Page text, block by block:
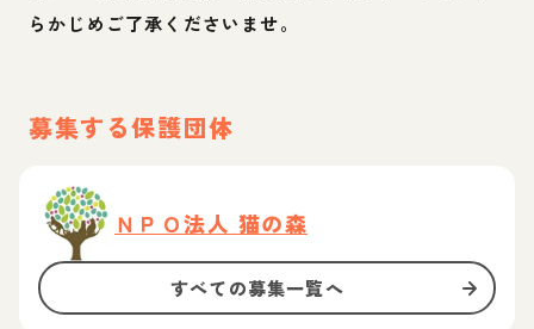
らかじめご了承くださいませ。
募集する保護団体
ＮＰＯ法人 猫の森
すべての募集一覧へ